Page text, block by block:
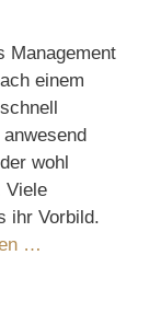
Management
einem
wohl
Viele
ihr Vorbild.
…